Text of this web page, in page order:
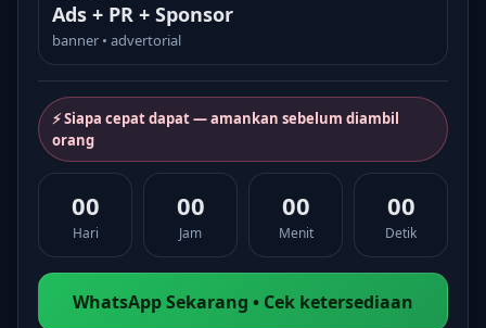
Ads + PR + Sponsor
banner • advertorial
⚡ Siapa cepat dapat — amankan sebelum diambil
orang
00
Hari
00
Jam
00
Menit
00
Detik
WhatsApp Sekarang • Cek ketersediaan